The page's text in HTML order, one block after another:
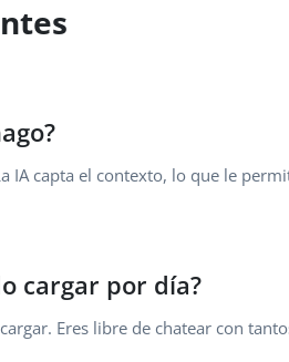
IA capta el contexto, lo que le
cargar por día?
Eres libre de chatear con